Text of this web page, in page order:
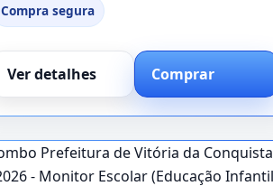
Compra segura
Ver detalhes Comprar